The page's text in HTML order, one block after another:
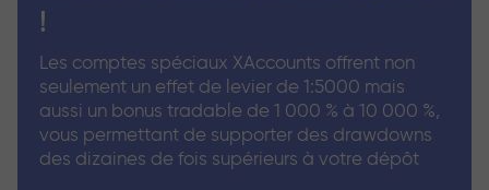
!
Les comptes spéciaux XAccounts offrent non
seulement un effet de levier de 1:5000 mais
aussi un bonus tradable de 1 000 % à 10 000 %,
vous permettant de supporter des drawdowns
des dizaines de fois supérieurs à votre dépôt